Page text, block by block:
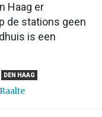
Haag er
de stations geen
is een
DEN HAAG